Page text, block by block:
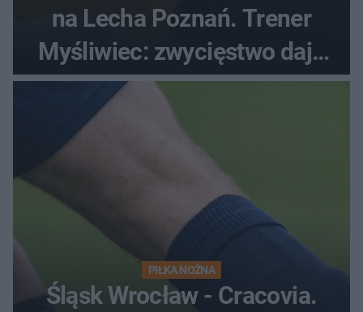
na Lecha Poznań. Trener
Myśliwiec: zwycięstwo daje
satysfakcję
PIŁKA NOŻNA
Śląsk Wrocław - Cracovia.